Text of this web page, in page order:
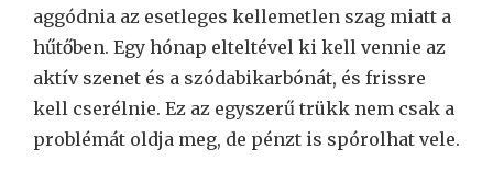
aggódnia az esetleges kellemetlen szag miatt a
hűtőben. Egy hónap elteltével ki kell vennie az
aktív szenet és a szódabikarbónát, és frissre
kell cserélnie. Ez az egyszerű trükk nem csak a
problémát oldja meg, de pénzt is spórolhat vele.